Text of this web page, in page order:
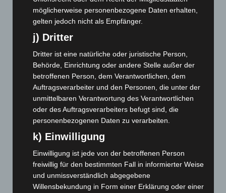
September 2024
(112)
August 2024(107)
Juli 2024(89)
Juni 2024(107)
Mai 2024(149)
April 2024(102)
März 2024(103)
Februar 2024(103)
Januar 2024
Dezember 2023(130)
November 2023 (130)
Oktober 2023 (114)
September 2023(133)
möglicherweise personenbezogene Daten erhalten,
gelten jedoch nicht als Empfänger.
j) Dritter
Dritter ist eine natürliche oder juristische Person,
Behörde, Einrichtung oder andere Stelle außer der
betroffenen Person, dem Verantwortlichen, dem
Auftragsverarbeiter und den Personen, die unter der
unmittelbaren Verantwortung des Verantwortlichen
oder des Auftragsverarbeiters befugt sind, die
personenbezogenen Daten zu verarbeiten.
k) Einwilligung
Einwilligung ist jede von der betroffenen Person
freiwillig für den bestimmten Fall in informierter Weise
und unmissverständlich abgegebene
Willensbekundung in Form einer Erklärung oder einer